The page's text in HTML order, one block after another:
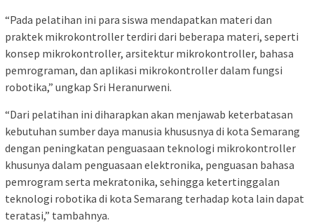
“Pada pelatihan ini para siswa mendapatkan materi dan
praktek mikrokontroller terdiri dari beberapa materi, seperti
konsep mikrokontroller, arsitektur mikrokontroller, bahasa
pemrograman, dan aplikasi mikrokontroller dalam fungsi
robotika,” ungkap Sri Heranurweni.
“Dari pelatihan ini diharapkan akan menjawab keterbatasan
kebutuhan sumber daya manusia khususnya di kota Semarang
dengan peningkatan penguasaan teknologi mikrokontroller
khusunya dalam penguasaan elektronika, penguasan bahasa
pemrogram serta mekratonika, sehingga ketertinggalan
teknologi robotika di kota Semarang terhadap kota lain dapat
teratasi,” tambahnya.